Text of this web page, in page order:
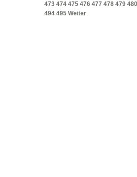
473 474 475 476 477 478 479 480
494 495 Weiter